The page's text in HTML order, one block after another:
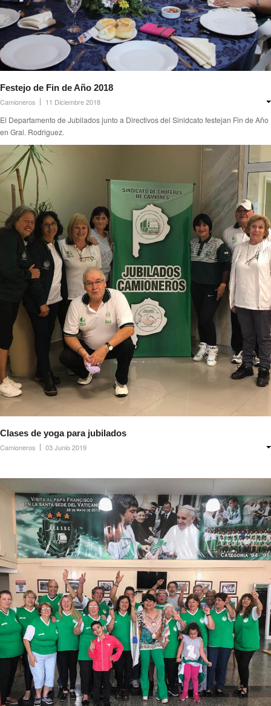
Festejo de Fin de Año 2018
Camioneros 11 Diciembre 2018
El Departamento de Jubilados junto a Directivos del Sinidcato festejan Fin de Año
en Gral. Rodriguez.
Clases de yoga para jubilados
Camioneros 03 Junio 2019